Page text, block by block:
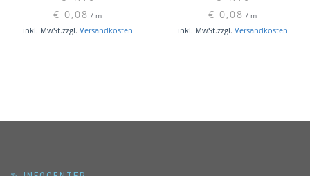
€ 0,08 / m
inkl. MwSt.zzgl. Versandkosten
€ 0,08 / m
inkl. MwSt.zzgl. Versandkosten